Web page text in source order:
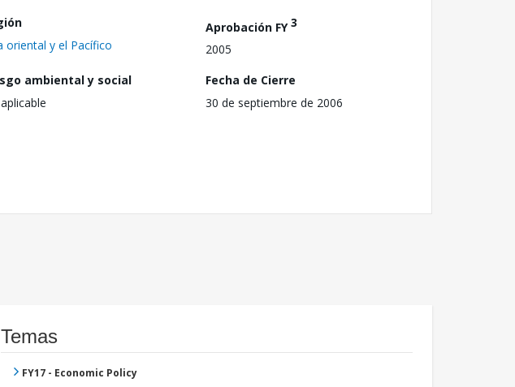
oriental y el Pacífico
Aprobación FY3
2005
ambiental y social
Fecha de Cierre
30 de septiembre de 2006
Temas
FY17 - Economic Policy